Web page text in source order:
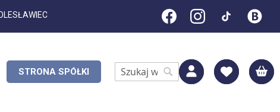
STRONA SPÓŁKI
Search Search